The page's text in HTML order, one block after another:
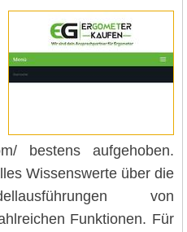
bestens aufgehoben.
Wissenswerte über die
von
Funktionen. Für